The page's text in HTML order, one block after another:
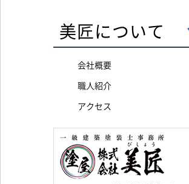
美匠について
会社概要
職人紹介
アクセス